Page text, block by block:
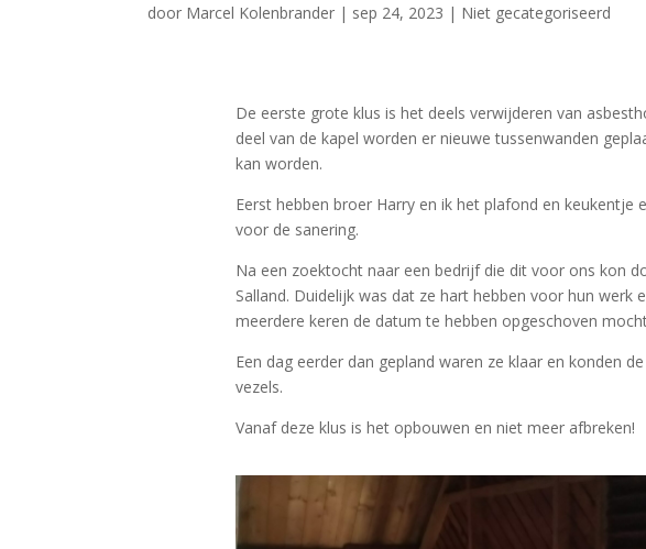
door Marcel Kolenbrander | sep 24, 2023 | Niet gecategoriseerd
De eerste grote klus is het deels verwijderen van
deel van de kapel worden er nieuwe tussenwanden
kan worden.
Eerst hebben broer Harry en ik het plafond en keukentje
voor de sanering.
Na een zoektocht naar een bedrijf die dit voor ons kon
Salland. Duidelijk was dat ze hart hebben voor hun werk
meerdere keren de datum te hebben opgeschoven
Een dag eerder dan gepland waren ze klaar en konden
vezels.
Vanaf deze klus is het opbouwen en niet meer afbreken!